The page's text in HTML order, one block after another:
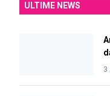
ULTIME NEWS
3